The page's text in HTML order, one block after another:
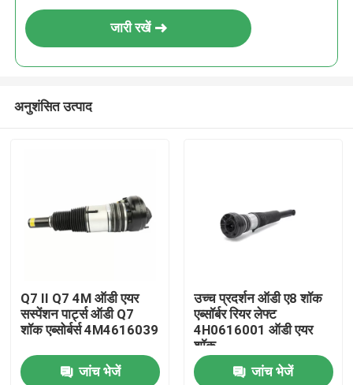
जारी रखें
अनुशंसित उत्पाद
Q7 II Q7 4M ऑडी एयर
सस्पेंशन पार्ट्स ऑडी Q7
शॉक एब्सोर्बर्स 4M4616039
जांच भेजें
उच्च प्रदर्शन ऑडी ए8 शॉक
एब्सॉर्बर रियर लेफ्ट
4H0616001 ऑडी एयर
शॉक
जांच भेजें